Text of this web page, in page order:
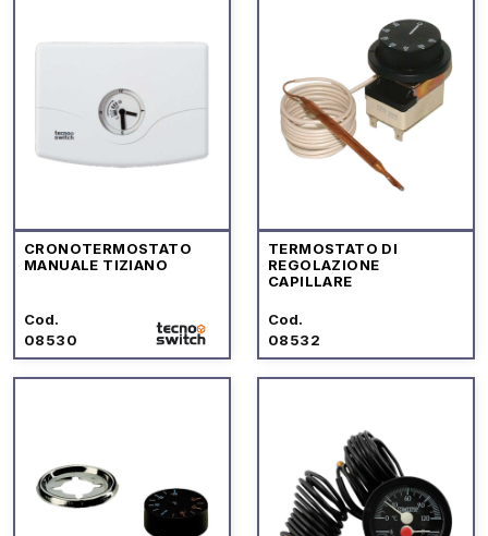
CRONOTERMOSTATO
MANUALE TIZIANO
Cod.
08530
TERMOSTATO DI
REGOLAZIONE
CAPILLARE
Cod.
08532